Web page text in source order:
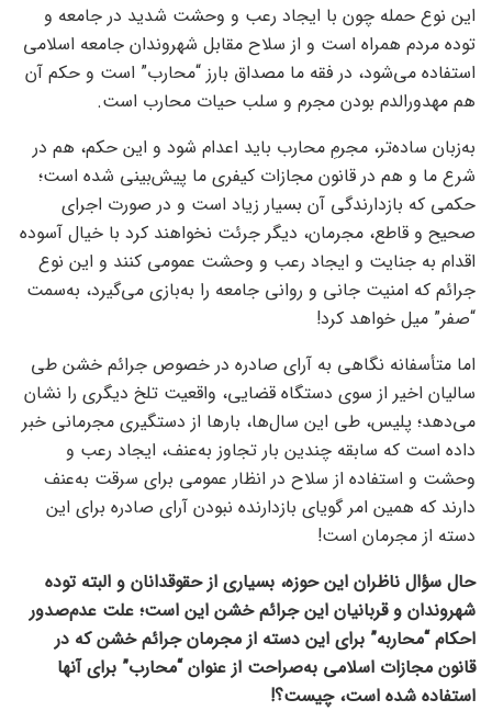
این نوع حمله چون با ایجاد رعب و وحشت شدید در جامعه و
توده مردم همراه است و از سلاح مقابل شهروندان جامعه اسلامی
استفاده می‌شود، در فقه ما مصداق بارز “محارب” است و حکم آن
هم مهدورالدم بودن مجرم و سلب حیات محارب است.
به‌زبان ساده‌تر، مجرمِ محارب باید اعدام شود و این حکم، هم در
شرع ما و هم در قانون مجازات کیفری ما پیش‌بینی شده است؛
حکمی که بازدارندگی آن بسیار زیاد است و در صورت اجرای
صحیح و قاطع، مجرمان، دیگر جرئت نخواهند کرد با خیال آسوده
اقدام به جنایت و ایجاد رعب و وحشت عمومی کنند و این نوع
جرائم که امنیت جانی و روانی جامعه را به‌بازی می‌گیرد، به‌سمت
“صفر” میل خواهد کرد!
اما متأسفانه نگاهی به آرای صادره در خصوص جرائم خشن طی
سالیان اخیر از سوی دستگاه قضایی، واقعیت تلخ دیگری را نشان
می‌دهد؛ پلیس، طی این سال‌ها، بارها از دستگیری مجرمانی خبر
داده است که سابقه چندین بار تجاوز به‌عنف، ایجاد رعب و
وحشت و استفاده از سلاح در انظار عمومی برای سرقت به‌عنف
دارند که همین امر گویای بازدارنده نبودن آرای صادره برای این
دسته از مجرمان است!
حال سؤال ناظران این حوزه، بسیاری از حقوقدانان و البته توده
شهروندان و قربانیان این جرائم خشن این است؛ علت عدم‌صدور
احکام “محاربه” برای این دسته از مجرمان جرائم خشن که در
قانون مجازات اسلامی به‌صراحت از عنوان “محارب” برای آنها
استفاده شده است، چیست؟!